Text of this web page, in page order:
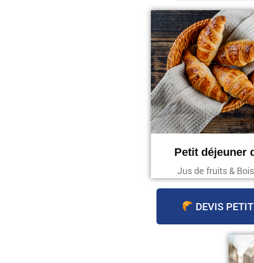
Petit déjeuner
Jus de fruits &
DEVIS